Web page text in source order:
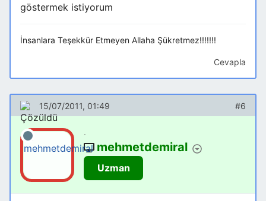
göstermek istiyorum
İnsanlara Teşekkür Etmeyen Allaha Şükretmez!!!!!!!
Cevapla
15/07/2011, 01:49 #6
.
mehmetdemiral
Uzman